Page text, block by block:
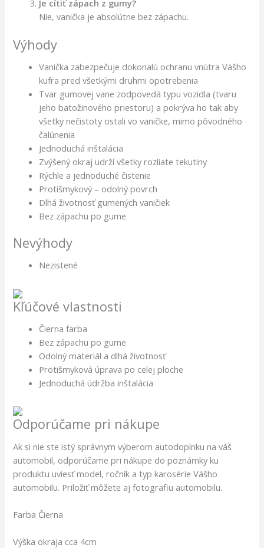
Je cítiť zápach z gumy?
Nie, vanička je absolútne bez zápachu.
Výhody
Vanička zabezpečuje dokonalú ochranu vnútra Vášho
kufra pred všetkými druhmi opotrebenia
Tvar gumovej vane zodpovedá typu vozidla (tvaru
jeho batožinového priestoru) a pokrýva ho tak aby
všetky nečistoty ostali vo vaničke, mimo pôvodného
čalúnenia
Jednoduchá inštalácia
Zvýšený okraj udrží všetky rozliate tekutiny
Rýchle a jednoduché čistenie
Protišmykový – odolný povrch
Dlhá životnosť gumených vaničiek
Bez zápachu po gume
Nevýhody
Nezistené
Kľúčové vlastnosti
Čierna farba
Bez zápachu po gume
Odolný materiál a dlhá životnosť
Protišmyková úprava po celej ploche
Jednoduchá údržba inštalácia
Odporúčame pri nákupe
Ak si nie ste istý správnym výberom autodoplnku na váš
automobil, odporúčame pri nákupe do poznámky ku
produktu uviesť model, ročník a typ karosérie Vášho
automobilu. Priložiť môžete aj fotografiu automobilu.
Farba Čierna
Výška okraja cca 4cm